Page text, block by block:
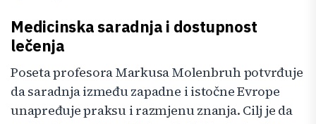
Medicinska saradnja i dostupnost
lečenja
Poseta profesora Markusa Molenbruh potvrđuje
da saradnja između zapadne i istočne Evrope
unapređuje praksu i razmjenu znanja. Cilj je da